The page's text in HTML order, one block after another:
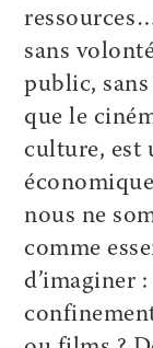
sans
public,
que le
culture, est
nous ne
comme
d’imaginer